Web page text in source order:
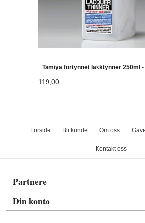
Tamiya fortynnet lakktynner 250ml
119,00
Forside Bli kunde Om oss
Kontakt oss
Partnere
Din konto